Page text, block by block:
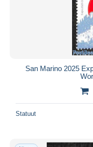
San Marino 2025
Statuut